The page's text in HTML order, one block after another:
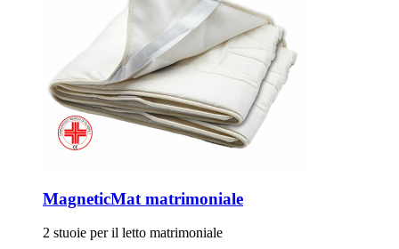
MagneticMat matrimoniale
2 stuoie per il letto matrimoniale